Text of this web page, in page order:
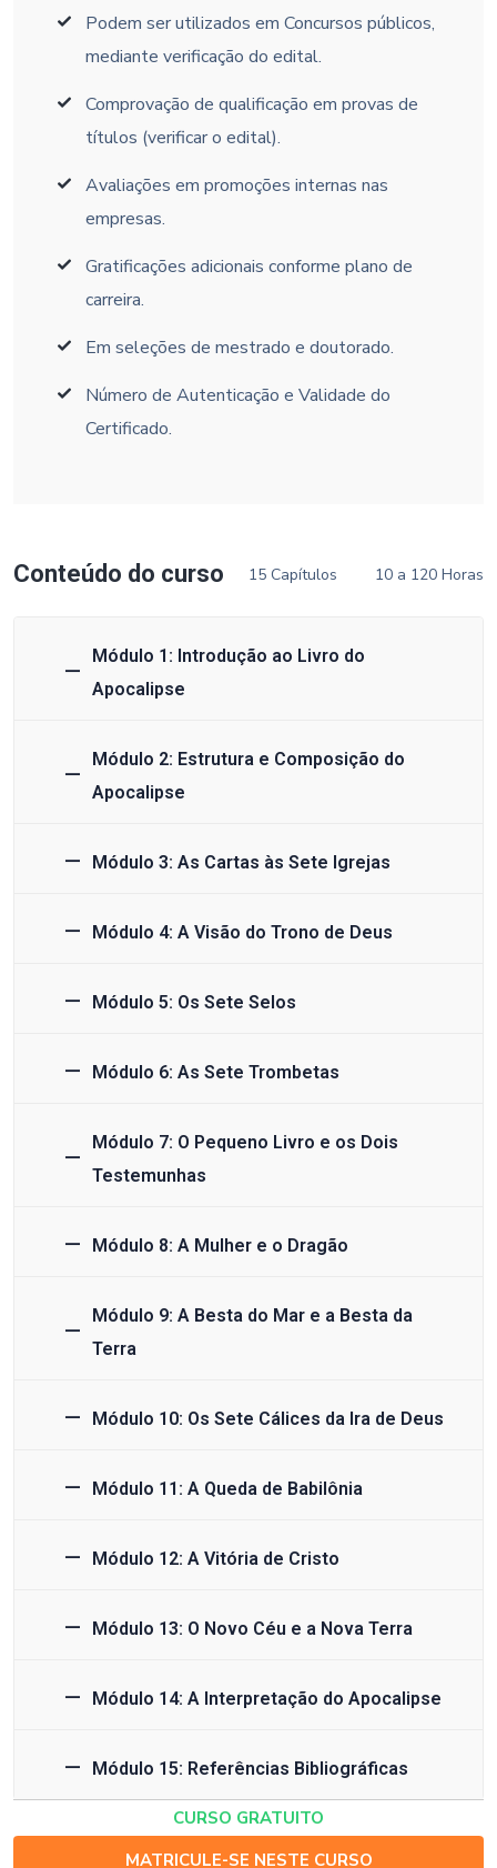
Podem ser utilizados em Concursos públicos,
mediante verificação do edital.
Comprovação de qualificação em provas de
títulos (verificar o edital).
Avaliações em promoções internas nas
empresas.
Gratificações adicionais conforme plano de
carreira.
Em seleções de mestrado e doutorado.
Número de Autenticação e Validade do
Certificado.
Conteúdo do curso 15 Capítulos 10 a 120 Horas
Módulo 1: Introdução ao Livro do
Apocalipse
Módulo 2: Estrutura e Composição do
Apocalipse
Módulo 3: As Cartas às Sete Igrejas
Módulo 4: A Visão do Trono de Deus
Módulo 5: Os Sete Selos
Módulo 6: As Sete Trombetas
Módulo 7: O Pequeno Livro e os Dois
Testemunhas
Módulo 8: A Mulher e o Dragão
Módulo 9: A Besta do Mar e a Besta da
Terra
Módulo 10: Os Sete Cálices da Ira de Deus
Módulo 11: A Queda de Babilônia
Módulo 12: A Vitória de Cristo
Módulo 13: O Novo Céu e a Nova Terra
Módulo 14: A Interpretação do Apocalipse
Módulo 15: Referências Bibliográficas
CURSO GRATUITO
MATRICULE-SE NESTE CURSO